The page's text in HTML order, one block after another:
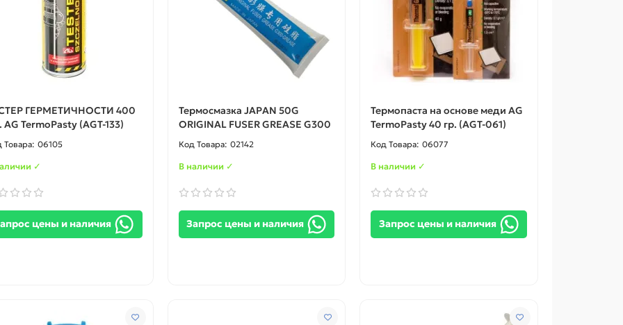
ГЕРМЕТИЧНОСТИ 400
AG TermoPasty (AGT-133)
06105
✓
цены и наличия
Термосмазка JAPAN 50G
ORIGINAL FUSER GREASE G300
02142
В наличии ✓
Запрос цены и наличия
Термопаста на основе меди AG
TermoPasty 40 гр. (AGT-061)
06077
В наличии ✓
Запрос цены и наличия